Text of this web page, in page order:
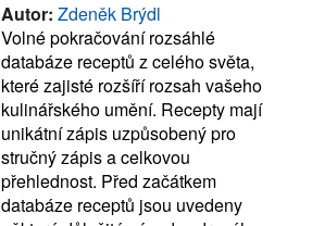
Autor: Zdeněk Brýdl
Volné pokračování rozsáhlé
databáze receptů z celého světa,
které zajisté rozšíří rozsah vašeho
kulinářského umění. Recepty mají
unikátní zápis uzpůsobený pro
stručný zápis a celkovou
přehlednost. Před začátkem
databáze receptů jsou uvedeny